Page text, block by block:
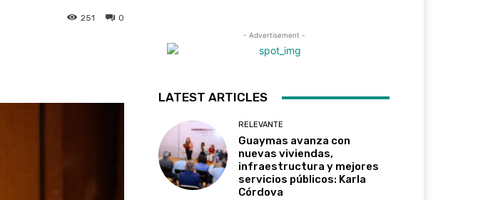
0
251
- Advertisement -
LATEST ARTICLES
RELEVANTE
Guaymas avanza con
nuevas viviendas,
infraestructura y mejores
servicios públicos: Karla
Córdova